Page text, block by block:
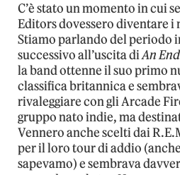
C’è stato un momento in cui
Editors dovessero diventare i
Stiamo parlando del periodo
successivo all’uscita diAn
la band ottenne il suo primo
classifica britannica e
rivaleggiare con gli Arcade
gruppo nato indie, ma
Vennero anche scelti dai
per il loro tour di addio
sapevamo) e sembrava